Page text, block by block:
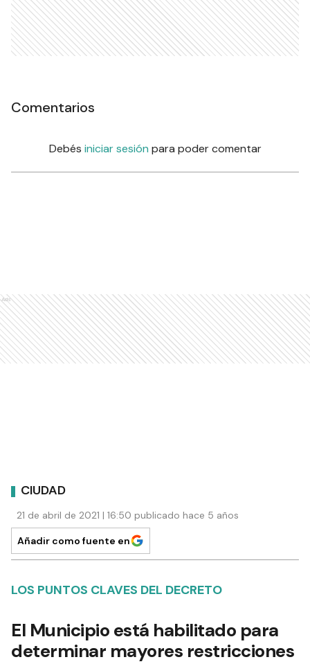
Comentarios
Debés iniciar sesión para poder comentar
Ads
CIUDAD
21 de abril de 2021 | 16:50 publicado hace 5 años
Añadir como fuente en
LOS PUNTOS CLAVES DEL DECRETO
El Municipio está habilitado para
determinar mayores restricciones